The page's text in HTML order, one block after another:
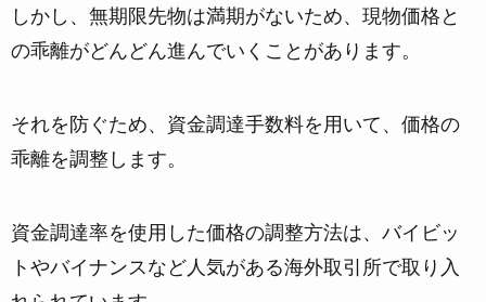
しかし、無期限先物は満期がないため、現物価格と
の乖離がどんどん進んでいくことがあります。
それを防ぐため、資金調達手数料を用いて、価格の
乖離を調整します。
資金調達率を使用した価格の調整方法は、バイビッ
トやバイナンスなど人気がある海外取引所で取り入